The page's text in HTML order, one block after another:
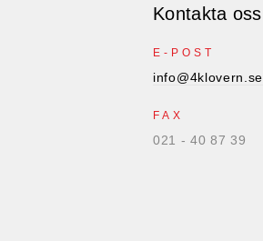
Kontakta oss
E-POST
info@4klovern.se
FAX
021 - 40 87 39